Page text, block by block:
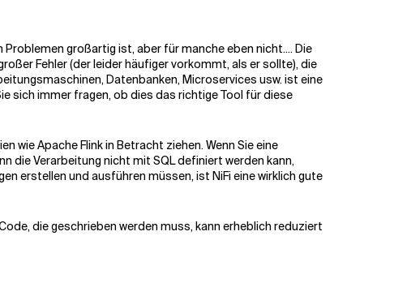
großartig ist, aber für manche eben nicht.... Die
Fehler (der leider häufiger vorkommt, als er sollte), die
Datenbanken, Microservices usw. ist eine
sich immer fragen, ob dies das richtige Tool für diese
wie Apache Flink in Betracht ziehen. Wenn Sie eine
die Verarbeitung nicht mit SQL definiert werden kann,
erstellen und ausführen müssen, ist NiFi eine wirklich gute
die geschrieben werden muss, kann erheblich reduziert